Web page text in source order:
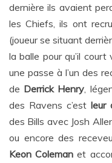
dernière ils avaient
les Chiefs, ils ont
(joueur se situant
la balle pour qu’il court
une passe à l’un des
de Derrick Henry ,
des Ravens c’est leur
des Bills avec Josh
ou encore des
Keon Coleman et